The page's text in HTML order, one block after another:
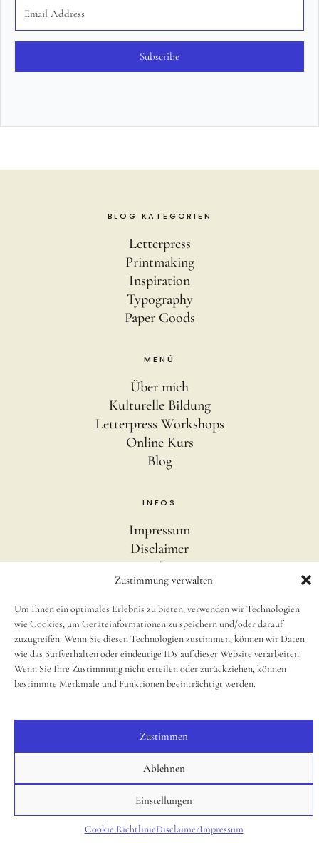
Zustimmung verwalten
Um Ihnen ein optimales Erlebnis zu bieten, verwenden wir Technologien
wie Cookies, um Geräteinformationen zu speichern und/oder darauf
zuzugreifen. Wenn Sie diesen Technologien zustimmen, können wir Daten
wie das Surfverhalten oder eindeutige IDs auf dieser Website verarbeiten.
Wenn Sie Ihre Zustimmung nicht erteilen oder zurückziehen, können
bestimmte Merkmale und Funktionen beeinträchtigt werden.
Zustimmen
Ablehnen
Einstellungen
Cookie RichtlinieDisclaimerImpressum
Subscribe
BLOG KATEGORIEN
Letterpress
Printmaking
Inspiration
Typography
Paper Goods
MENÜ
Über mich
Kulturelle Bildung
Letterpress Workshops
Online Kurs
Blog
INFOS
Impressum
Disclaimer
newsletter
Cookie Richtlinie (EU)
SOCIAL
Instagram